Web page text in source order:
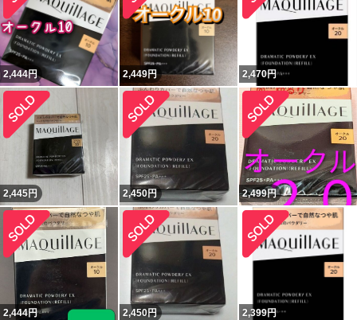
2,444円 2,449円 2,470円
2,445円 2,450円 2,499円
2,444円 2,450円 2,399円